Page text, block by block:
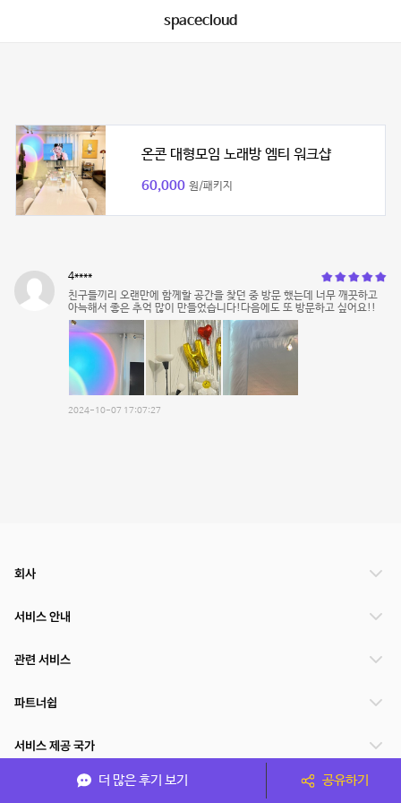
spacecloud
온콘 대형모임 노래방 엠티 워크샵
60,000 원/패키지
4****
친구들끼리 오랜만에 함께할 공간을 찾던 중 방문 했는데 너무 깨끗하고
아늑해서 좋은 추억 많이 만들었습니다!다음에도 또 방문하고 싶어요!!
2024-10-07 17:07:27
더 많은 후기 보기 공유하기
회사
서비스 안내
관련 서비스
파트너쉽
서비스 제공 국가